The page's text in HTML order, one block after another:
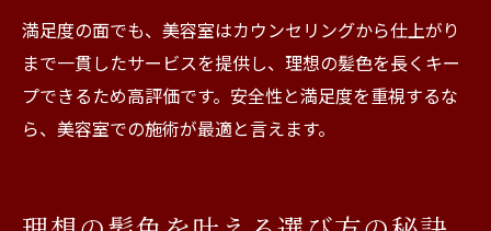
満足度の面でも、美容室はカウンセリングから仕上がり
まで一貫したサービスを提供し、理想の髪色を長くキー
プできるため高評価です。安全性と満足度を重視するな
ら、美容室での施術が最適と言えます。